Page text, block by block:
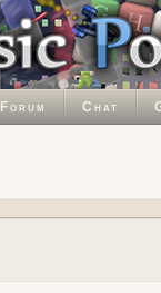
Forum Chat